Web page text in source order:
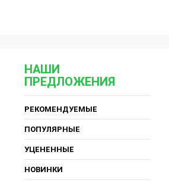
НАШИ
ПРЕДЛОЖЕНИЯ
РЕКОМЕНДУЕМЫЕ
ПОПУЛЯРНЫЕ
УЦЕНЕННЫЕ
НОВИНКИ